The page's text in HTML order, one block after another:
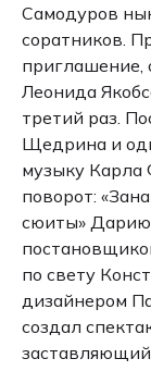
Самодуров
соратников.
приглашение,
Леонида
третий раз.
Щедрина и
музыку Карла
поворот:
сюиты»
по свету
дизайнером
создал
заставляющий